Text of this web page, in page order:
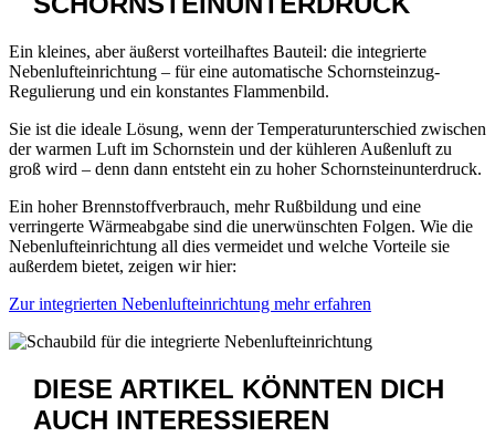
Ein kleines, aber äußerst vorteilhaftes Bauteil: die integrierte
Nebenlufteinrichtung – für eine automatische Schornsteinzug-
Regulierung und ein konstantes Flammenbild.
Sie ist die ideale Lösung, wenn der Temperaturunterschied zwischen
der warmen Luft im Schornstein und der kühleren Außenluft zu
groß wird – denn dann entsteht ein zu hoher Schornsteinunterdruck.
Ein hoher Brennstoffverbrauch, mehr Rußbildung und eine
verringerte Wärmeabgabe sind die unerwünschten Folgen. Wie die
Nebenlufteinrichtung all dies vermeidet und welche Vorteile sie
außerdem bietet, zeigen wir hier:
Zur integrierten Nebenlufteinrichtung mehr erfahren
DIESE ARTIKEL KÖNNTEN DICH
AUCH INTERESSIEREN